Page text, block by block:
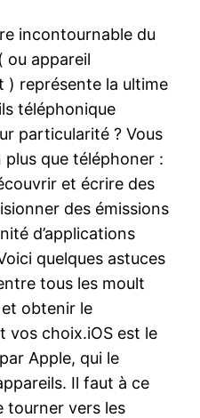
incontournable du
ou appareil
) représente la ultime
téléphonique
particularité ? Vous
que téléphoner :
et écrire des
des émissions
d’applications
quelques astuces
tous les moult
obtenir le
vos choix.iOS est le
Apple, qui le
Il faut à ce
tourner vers les